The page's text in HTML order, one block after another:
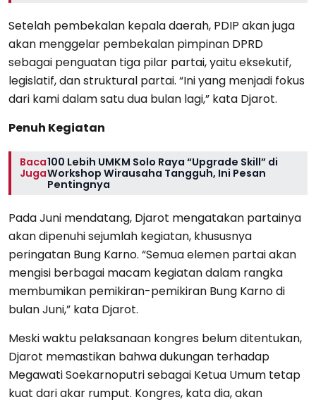
Setelah pembekalan kepala daerah, PDIP akan juga
akan menggelar pembekalan pimpinan DPRD
sebagai penguatan tiga pilar partai, yaitu eksekutif,
legislatif, dan struktural partai. “Ini yang menjadi fokus
dari kami dalam satu dua bulan lagi,” kata Djarot.
Penuh Kegiatan
Baca
Juga
100 Lebih UMKM Solo Raya “Upgrade Skill” di
Workshop Wirausaha Tangguh, Ini Pesan
Pentingnya
Pada Juni mendatang, Djarot mengatakan partainya
akan dipenuhi sejumlah kegiatan, khususnya
peringatan Bung Karno. “Semua elemen partai akan
mengisi berbagai macam kegiatan dalam rangka
membumikan pemikiran-pemikiran Bung Karno di
bulan Juni,” kata Djarot.
Meski waktu pelaksanaan kongres belum ditentukan,
Djarot memastikan bahwa dukungan terhadap
Megawati Soekarnoputri sebagai Ketua Umum tetap
kuat dari akar rumput. Kongres, kata dia, akan